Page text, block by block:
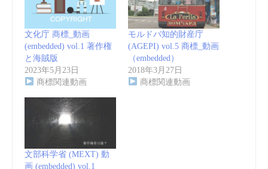
文化庁 商標_動画
(embedded) vol.1 著作権
と海賊版
2023年5月23日
商標関連動画
モルドバ知的財産庁
(AGEPI) vol.5 商標_動画
（embedded）
2018年3月27日
商標関連動画
文部科学省 (MEXT) 動
画 (embedded) vol.1